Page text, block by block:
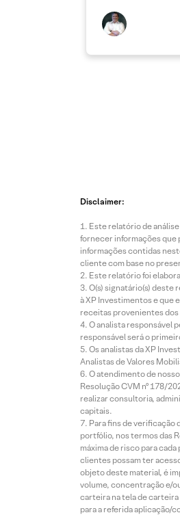
Disclaimer:
Este relatório de
fornecer informações que
informações contidas
cliente com base no
Este relatório foi
O(s) signatário(s) deste
à XP Investimentos e que
receitas provenientes dos
O analista responsável
responsável será o
Os analistas da XP
Analistas de Valores
O atendimento de
Resolução CVM nº 178/
realizar consultoria,
capitais.
Para fins de verificação
portfólio, nos termos das
máxima de risco para
clientes possam ter
objeto deste material, é
volume, concentração e/
carteira na tela de carteira
para a referida aplicação/